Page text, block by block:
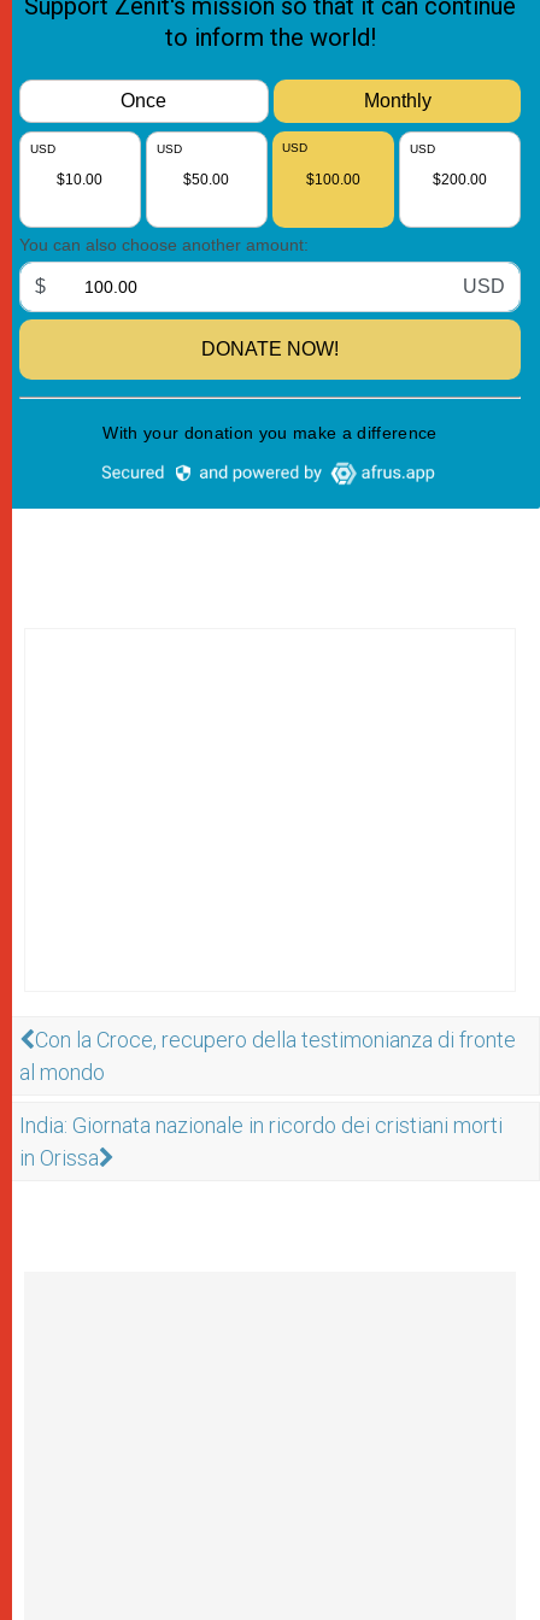
Con la Croce, recupero della testimonianza di fronte
al mondo
India: Giornata nazionale in ricordo dei cristiani morti
in Orissa